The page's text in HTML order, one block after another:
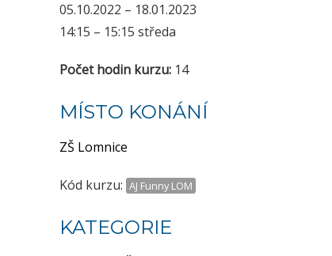
05.10.2022 – 18.01.2023
14:15 – 15:15 středa
Počet hodin kurzu: 14
MÍSTO KONÁNÍ
ZŠ Lomnice
Kód kurzu: AJ Funny LOM
KATEGORIE